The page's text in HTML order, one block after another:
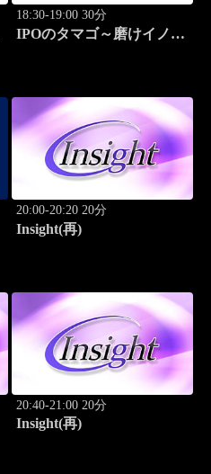
18:30-19:00 30分
IPOのタマゴ～磨けイノベ
20:00-20:20 20分
Insight(再)
20:40-21:00 20分
Insight(再)